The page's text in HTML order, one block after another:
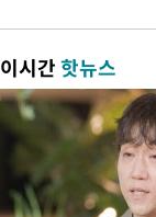
이시간핫뉴스